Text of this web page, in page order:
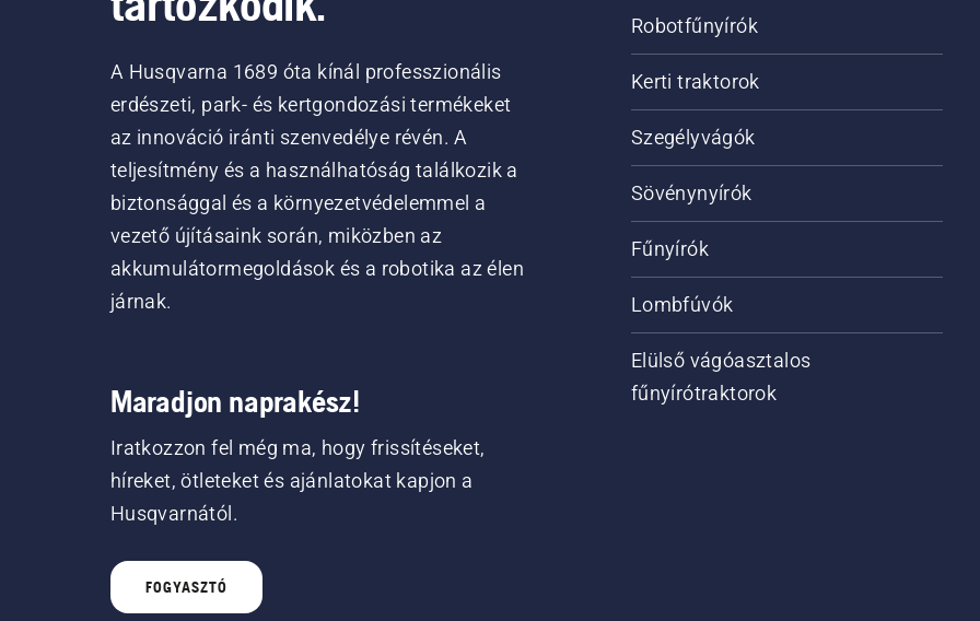
A Husqvarna 1689 óta kínál professzionális
erdészeti, park- és kertgondozási termékeket
az innováció iránti szenvedélye révén. A
teljesítmény és a használhatóság találkozik a
biztonsággal és a környezetvédelemmel a
vezető újításaink során, miközben az
akkumulátormegoldások és a robotika az élen
járnak.
Maradjon naprakész!
Iratkozzon fel még ma, hogy frissítéseket,
híreket, ötleteket és ajánlatokat kapjon a
Husqvarnától.
FOGYASZTÓ
Robotfűnyírók
Kerti traktorok
Szegélyvágók
Sövénynyírók
Fűnyírók
Lombfúvók
Elülső vágóasztalos
fűnyírótraktorok